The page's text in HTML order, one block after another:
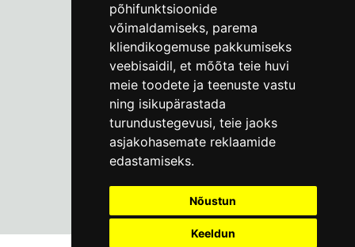
põhifunktsioonide
võimaldamiseks, parema
kliendikogemuse pakkumiseks
veebisaidil, et mõõta teie huvi
meie toodete ja teenuste vastu
ning isikupärastada
turundustegevusi, teie jaoks
asjakohasemate reklaamide
edastamiseks.
Nõustun
Keeldun
Пн–Пт 9–17:(+372) 610 4178
info@linnamuuseum.ee